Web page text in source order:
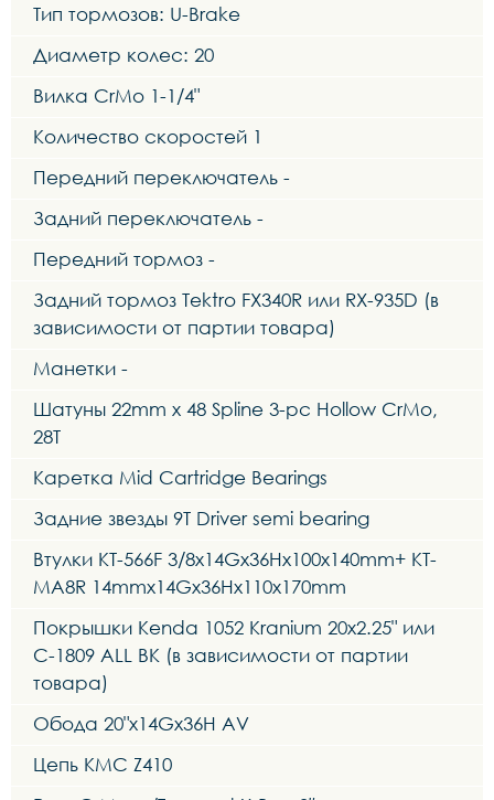
Тип тормозов: U-Brake
Диаметр колес: 20
Вилка CrMo 1-1/4"
Количество скоростей 1
Передний переключатель -
Задний переключатель -
Передний тормоз -
Задний тормоз Tektro FX340R или RX-935D (в
зависимости от партии товара)
Манетки -
Шатуны 22mm x 48 Spline 3-pc Hollow CrMo,
28T
Каретка Mid Cartridge Bearings
Задние звезды 9T Driver semi bearing
Втулки KT-566F 3/8x14Gx36Hx100x140mm+ KT-
MA8R 14mmx14Gx36Hx110x170mm
Покрышки Kenda 1052 Kranium 20x2.25" или
C-1809 ALL BK (в зависимости от партии
товара)
Обода 20"x14Gx36H AV
Цепь KMC Z410